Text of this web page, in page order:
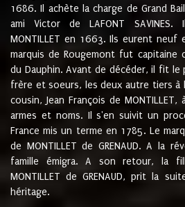
1686. Il achète la charge de Grand
ami Victor de LAFONT
MONTILLET en 1663. Ils eurent neuf
marquis de Rougemont fut capitaine
du Dauphin. Avant de décéder, il fit
frère et soeurs, les deux autre tiers à
cousin, Jean François de
armes et noms. Il s'en suivit un
France mis un terme en 1785. Le
de MONTILLET de GRENAUD. A la
famille émigra. A son retour, la
MONTILLET de GRENAUD, prit la
héritage.